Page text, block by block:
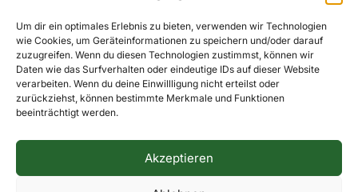
Um dir ein optimales Erlebnis zu bieten, verwenden wir Technologien
wie Cookies, um Geräteinformationen zu speichern und/oder darauf
zuzugreifen. Wenn du diesen Technologien zustimmst, können wir
Daten wie das Surfverhalten oder eindeutige IDs auf dieser Website
verarbeiten. Wenn du deine Einwillligung nicht erteilst oder
zurückziehst, können bestimmte Merkmale und Funktionen
beeinträchtigt werden.
Akzeptieren
Alle News und Termine ins Postfach!
Impressum Datenschutzerklärung Dorfkontakte